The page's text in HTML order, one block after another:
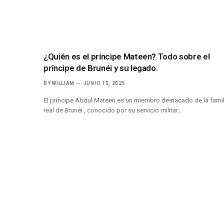
¿Quién es el príncipe Mateen? Todo sobre el
príncipe de Brunéi y su legado.
BY WILLIAM JUNIO 15, 2025
El príncipe Abdul Mateen es un miembro destacado de la
real de Brunéi , conocido por su servicio militar…